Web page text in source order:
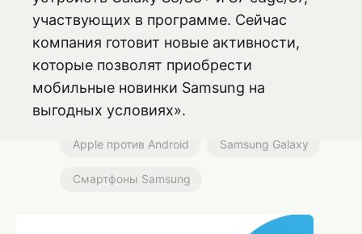
участвующих в программе. Сейчас
компания готовит новые активности,
которые позволят приобрести
мобильные новинки Samsung на
выгодных условиях».
Apple против Android Samsung Galaxy
Смартфоны Samsung